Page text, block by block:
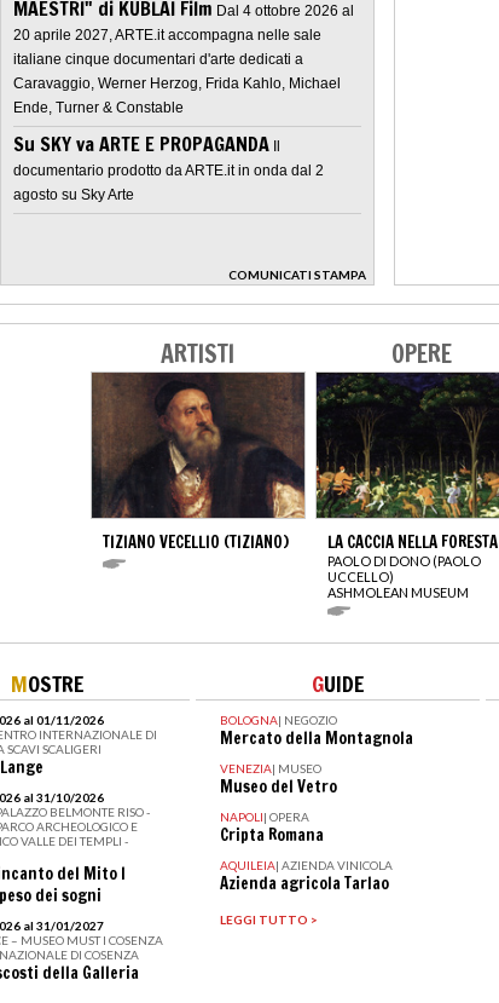
MAESTRI" di KUBLAI Film Dal 4 ottobre 2026 al
20 aprile 2027, ARTE.it accompagna nelle sale
italiane cinque documentari d'arte dedicati a
Caravaggio, Werner Herzog, Frida Kahlo, Michael
Ende, Turner & Constable
Su SKY va ARTE E PROPAGANDA
documentario prodotto da ARTE.it in onda dal 2
agosto su Sky Arte
COMUNICATI STAMPA
>
ARTISTI
TIZIANO VECELLIO (TIZIANO)
OPERE
LA CACCIA NELLA FORESTA
PAOLO DI DONO (PAOLO
UCCELLO)
ASHMOLEAN MUSEUM
MOSTRE
al 01/11/2026
INTERNAZIONALE DI
SCAVI SCALIGERI
al 31/10/2026
BELMONTE RISO -
ARCHEOLOGICO E
VALLE DEI TEMPLI -
del Mito I
dei sogni
al 31/01/2027
– MUSEO MUST I COSENZA
DI COSENZA
della Galleria
GUIDE
BOLOGNA| NEGOZIO
Mercato della Montagnola
VENEZIA| MUSEO
Museo del Vetro
NAPOLI| OPERA
Cripta Romana
AQUILEIA| AZIENDA VINICOLA
Azienda agricola Tarlao
LEGGI TUTTO >